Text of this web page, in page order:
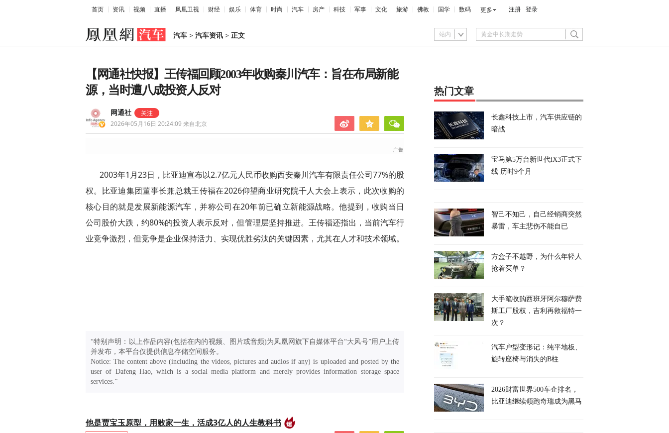
首页 资讯 视频 直播 凤凰卫视 财经 娱乐 体育 时尚 汽车 房产 科技 军事 文化 旅游 佛教 国学 数码 更多 注册 登录
汽车 > 汽车资讯 > 正文 站内
【网通社快报】王传福回顾2003年收购秦川汽车：旨在布局新能
源，当时遭八成投资人反对
网通社
2026年05月16日 20:24:09 来自北京
2003年1月23日，比亚迪宣布以2.7亿元人民币收购西安秦川汽车有限责任公司77%的股
权。比亚迪集团董事长兼总裁王传福在2026仰望商业研究院千人大会上表示，此次收购的
核心目的就是发展新能源汽车，并称公司在20年前已确立新能源战略。他提到，收购当日
公司股价大跌，约80%的投资人表示反对，但管理层坚持推进。王传福还指出，当前汽车行
业竞争激烈，但竞争是企业保持活力、实现优胜劣汰的关键因素，尤其在人才和技术领域。
“特别声明：以上作品内容(包括在内的视频、图片或音频)为凤凰网旗下自媒体平台“大风号”用户上传
并发布，本平台仅提供信息存储空间服务。
Notice: The content above (including the videos, pictures and audios if any) is uploaded and posted by the
user of Dafeng Hao, which is a social media platform and merely provides information storage space
services.”
他是贾宝玉原型，用败家一生，活成3亿人的人生教科书
热门文章
长鑫科技上市，汽车供应链的
暗战
宝马第5万台新世代iX3正式下
线 历时9个月
智己不知己，自己经销商突然
暴雷，车主悲伤不能自已
方盒子不越野，为什么年轻人
抢着买单？
大手笔收购西班牙阿尔穆萨费
斯工厂股权，吉利再救福特一
次？
汽车户型变形记：纯平地板、
旋转座椅与消失的B柱
2026财富世界500车企排名，
比亚迪继续领跑奇瑞成为黑马